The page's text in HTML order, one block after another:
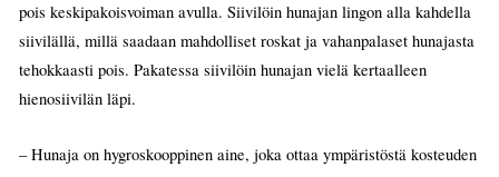
pois keskipakoisvoiman avulla. Siivilöin hunajan lingon alla kahdella
siivilällä, millä saadaan mahdolliset roskat ja vahanpalaset hunajasta
tehokkaasti pois. Pakatessa siivilöin hunajan vielä kertaalleen
hienosiivilän läpi.
– Hunaja on hygroskooppinen aine, joka ottaa ympäristöstä kosteuden